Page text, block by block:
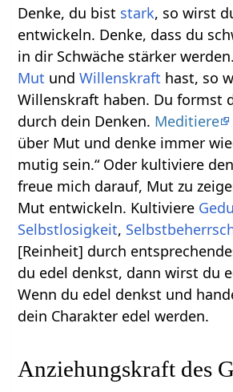
Denke, du bist stark, so wirst
entwickeln. Denke, dass du
in dir Schwäche stärker
Mut undWillenskraft hast, so
Willenskraft haben. Du formst
durch dein Denken. Meditiere
über Mut und denke immer
mutig sein.“ Oder kultiviere
freue mich darauf, Mut zu
Mut entwickeln. Kultiviere
Selbstlosigkeit,
[Reinheit] durch
du edel denkst, dann wirst du
Wenn du edel denkst und
dein Charakter edel werden.
Anziehungskraft des